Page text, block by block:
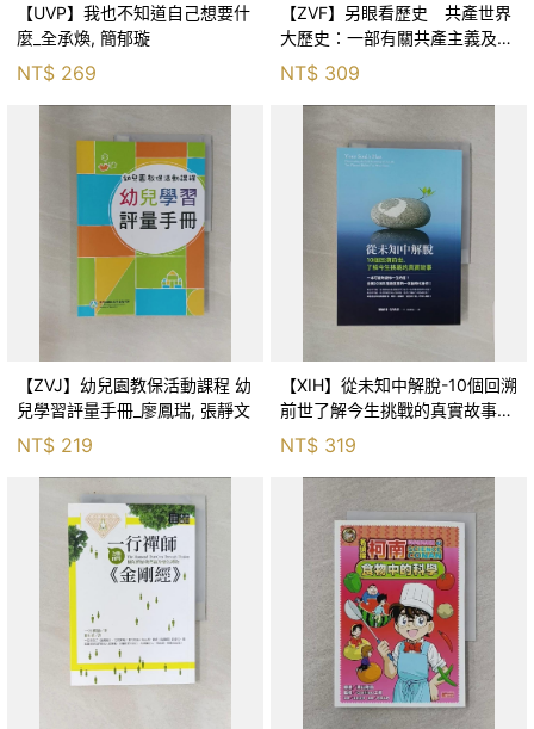
【UVP】我也不知道自己想要什
麼_全承煥, 簡郁璇
NT$ 269
【ZVF】另眼看歷史 共產世界
大歷史：一部有關共產主義及共
產黨兩百年的興衰史_呂正理
NT$ 309
【ZVJ】幼兒園教保活動課程 幼
兒學習評量手冊_廖鳳瑞, 張靜文
NT$ 219
【XIH】從未知中解脫-10個回溯
前世了解今生挑戰的真實故事_
羅伯特．舒
NT$ 319